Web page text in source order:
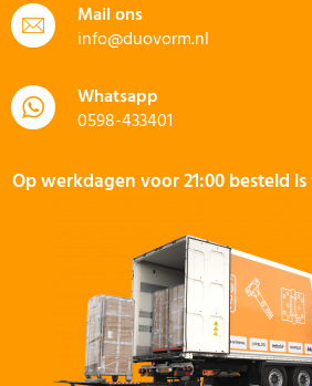
Mail ons
info@duovorm.nl
Whatsapp
0598-433401
Op werkdagen voor 21:00 besteld